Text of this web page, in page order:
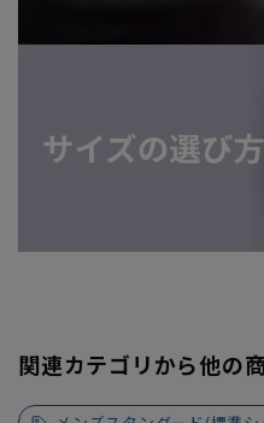
関連カテゴリから他の